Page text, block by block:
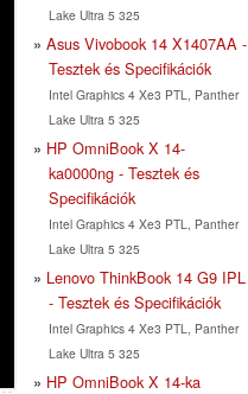
Lake Ultra 5 325
Asus Vivobook 14 X1407AA -
Tesztek és Specifikációk
Intel Graphics 4 Xe3 PTL, Panther
Lake Ultra 5 325
HP OmniBook X 14-
ka0000ng - Tesztek és
Specifikációk
Intel Graphics 4 Xe3 PTL, Panther
Lake Ultra 5 325
Lenovo ThinkBook 14 G9 IPL
- Tesztek és Specifikációk
Intel Graphics 4 Xe3 PTL, Panther
Lake Ultra 5 325
HP OmniBook X 14-ka